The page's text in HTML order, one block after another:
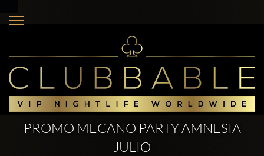
PROMO MECANO PARTY AMNESIA
JULIO